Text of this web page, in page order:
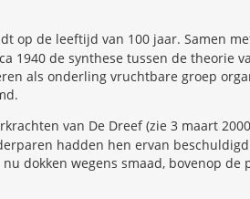
op de leeftijd van 100 jaar. Samen
1940 de synthese tussen de theorie
als onderling vruchtbare groep
van De Dreef (zie 3 maart
hadden hen ervan
dokken wegens smaad, bovenop de